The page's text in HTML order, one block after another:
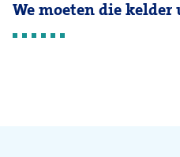
We moeten die kelder